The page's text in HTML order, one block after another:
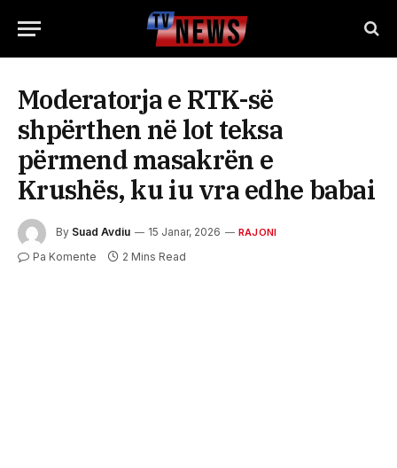
Moderatorja e RTK-së
shpërthen në lot teksa
përmend masakrën e
Krushës, ku iu vra edhe babai
By Suad Avdiu 15 Janar, 2026 RAJONI
Pa Komente 2 Mins Read